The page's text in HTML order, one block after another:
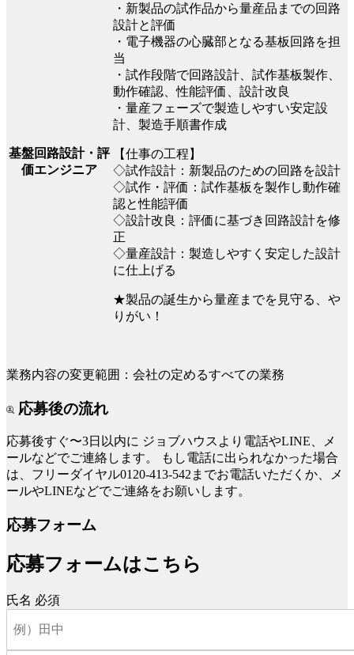
基盤回路設計・評
価エンジニア
・新製品の試作品から量産品までの回路
設計と評価
・電子機器の心臓部となる基板回路を担
当
・試作段階で回路設計、試作基板製作、
動作確認、性能評価、設計改良
・量産フェーズで製造しやすい安定設
計、製造手順書作成
【仕事の工程】
◇試作設計：新製品のための回路を設計
◇試作・評価：試作基板を製作し動作確
認と性能評価
◇設計改良：評価に基づき回路設計を修
正
◇量産設計：製造しやすく安定した設計
に仕上げる
★製品の誕生から量産までを見守る、や
りがい！
業務内容の変更範囲：会社の定めるすべての業務
応募後の流れ
応募後すぐ〜3日以内に ジョブハウスより電話やLINE、メ
ールなどでご連絡します。
もし電話に出られなかった場合
は、フリーダイヤル0120-413-542までお電話いただくか、メ
ールやLINEなどでご連絡をお願いします。
応募フォーム
応募フォームはこちら
氏名 必須